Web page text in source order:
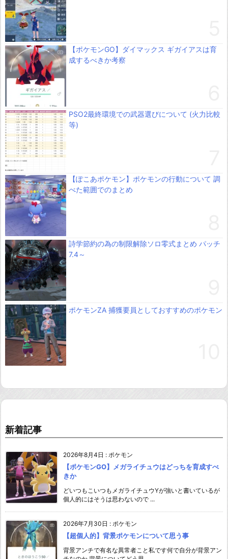
【ポケモンGO】ダイマックス ギガイアスは育
成するべきか考察
PSO2最終環境での武器選びについて (火力比較
等)
【ぽこあポケモン】ポケモンの行動について 調
べた範囲でのまとめ
詩学節約の為の制限解除ソロ零式まとめ パッチ
7.4～
ポケモンZA 捕獲要員としておすすめのポケモン
新着記事
2026年8月4日 : ポケモン
【ポケモンGO】メガライチュウはどっちを育成すべ
きか
どいつもこいつもメガライチュウYが強いと書いているが
個人的にはそうは思わないので ...
2026年7月30日 : ポケモン
【超個人的】背景ポケモンについて思う事
背景アンチで有名な異常者こと私です何で自分が背景アン